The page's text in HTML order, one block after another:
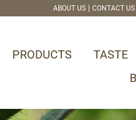
ABOUT US CONTACT US
PRODUCTS TASTE